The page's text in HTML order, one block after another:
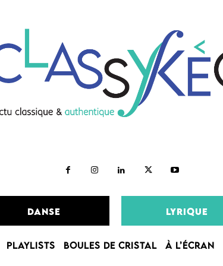
DANSE LYRIQUE
PLAYLISTS BOULES DE CRISTAL À L’ÉCRAN